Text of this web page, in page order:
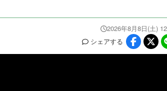
2026年8月8日(土)
シェアする